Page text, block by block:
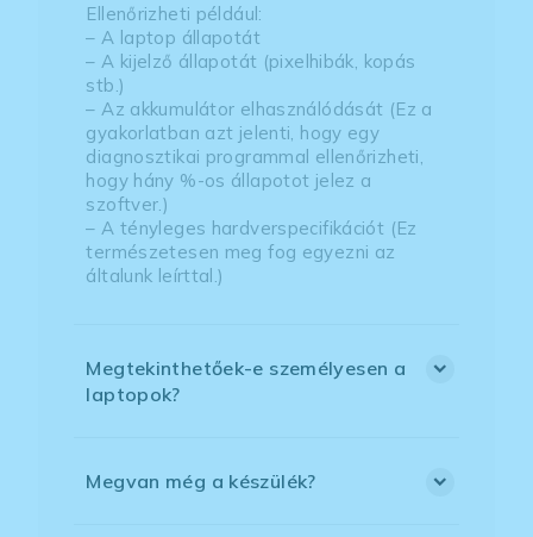
Ellenőrizheti például:
– A laptop állapotát
– A kijelző állapotát (pixelhibák, kopás
stb.)
– Az akkumulátor elhasználódását (Ez a
gyakorlatban azt jelenti, hogy egy
diagnosztikai programmal ellenőrizheti,
hogy hány %-os állapotot jelez a
szoftver.)
– A tényleges hardverspecifikációt (Ez
természetesen meg fog egyezni az
általunk leírttal.)
Megtekinthetőek-e személyesen a
laptopok?
Megvan még a készülék?